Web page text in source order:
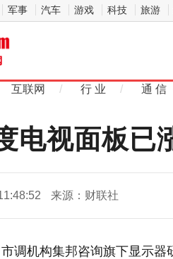
军事 汽车 游戏 科技 旅游
互联网 / 行 业 / 通 信
电视面板已
来源：财联社
调机构集邦咨询旗下显示